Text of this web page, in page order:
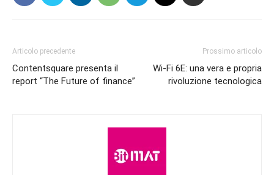
Articolo precedente
Contentsquare presenta il
report “The Future of finance”
Prossimo articolo
Wi-Fi 6E: una vera e propria
rivoluzione tecnologica